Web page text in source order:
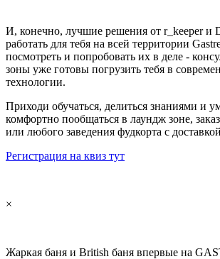
И, конечно, лучшие решения от r_keeper и
работать для тебя на всей территории
посмотреть и попробовать их в деле -
зоны уже готовы погрузить тебя в
технологии.
Приходи обучаться, делиться знаниями и
комфортно пообщаться в лаундж зоне,
или любого заведения фудкорта с
Регистрация на квиз тут
×
Жаркая баня и British баня впервые на